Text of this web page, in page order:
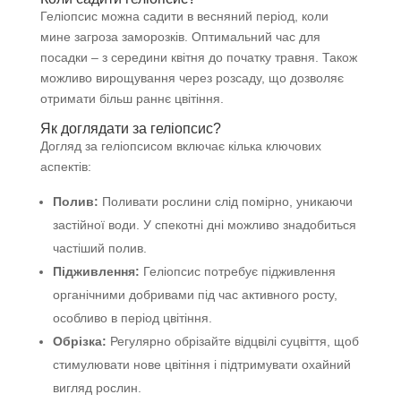
Геліопсис можна садити в весняний період, коли
мине загроза заморозків. Оптимальний час для
посадки – з середини квітня до початку травня. Також
можливо вирощування через розсаду, що дозволяє
отримати більш раннє цвітіння.
Як доглядати за геліопсис?
Догляд за геліопсисом включає кілька ключових
аспектів:
Полив: Поливати рослини слід помірно, уникаючи
застійної води. У спекотні дні можливо знадобиться
частіший полив.
Підживлення: Геліопсис потребує підживлення
органічними добривами під час активного росту,
особливо в період цвітіння.
Обрізка: Регулярно обрізайте відцвілі суцвіття, щоб
стимулювати нове цвітіння і підтримувати охайний
вигляд рослин.